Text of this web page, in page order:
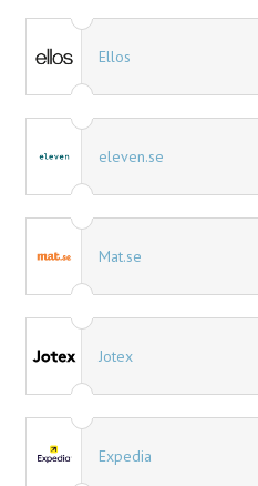
Ellos
eleven.se
Mat.se
Jotex
Expedia